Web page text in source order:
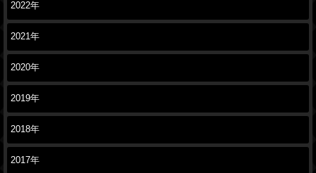
2022年
2021年
2020年
2019年
2018年
2017年